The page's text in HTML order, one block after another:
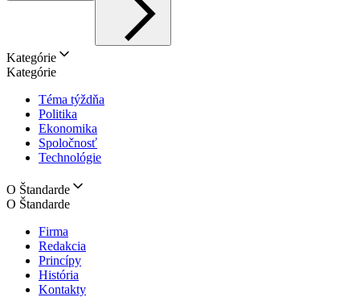
Kategórie
Kategórie
Téma týždňa
Politika
Ekonomika
Spoločnosť
Technológie
O Štandarde
O Štandarde
Firma
Redakcia
Princípy
História
Kontakty